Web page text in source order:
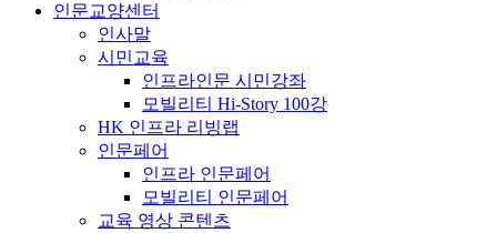
인문교양센터
인사말
시민교육
인프라인문 시민강좌
모빌리티 Hi-Story 100강
HK 인프라 리빙랩
인문페어
인프라 인문페어
모빌리티 인문페어
교육 영상 콘텐츠